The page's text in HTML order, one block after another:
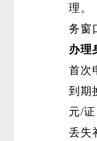
理。
务窗
办理
首次
到期
元/证
丢失